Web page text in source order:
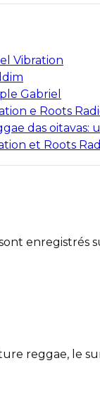
Vibration
Gabriel
e Roots
das oitavas:
et Roots
enregistrés
reggae, le